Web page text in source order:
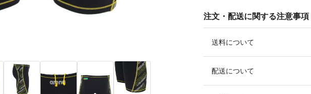
注文・配送に関する注意事項
送料について
配送について